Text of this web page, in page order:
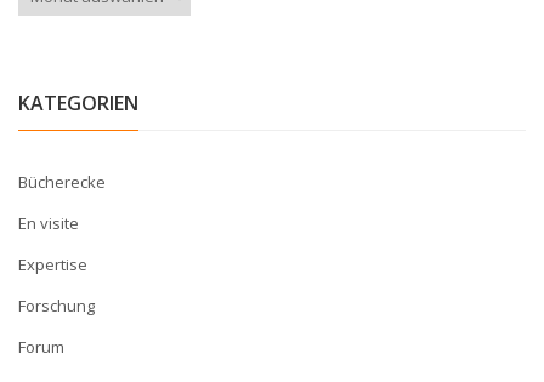
KATEGORIEN
Bücherecke
En visite
Expertise
Forschung
Forum